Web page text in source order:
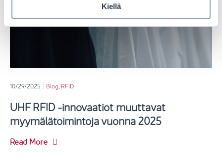
Kiellä
10/29/2025 Blog RFID
UHF RFID -innovaatiot muuttavat
myymälätoimintoja vuonna 2025
Read More